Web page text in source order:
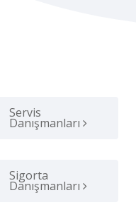
Servis
Danışmanları
Sigorta
Danışmanları